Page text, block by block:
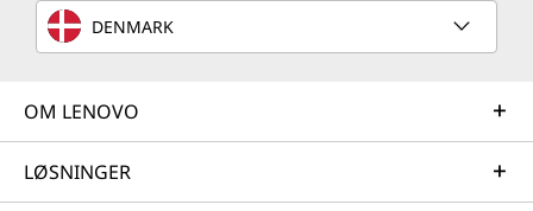
DENMARK
OM LENOVO
LØSNINGER